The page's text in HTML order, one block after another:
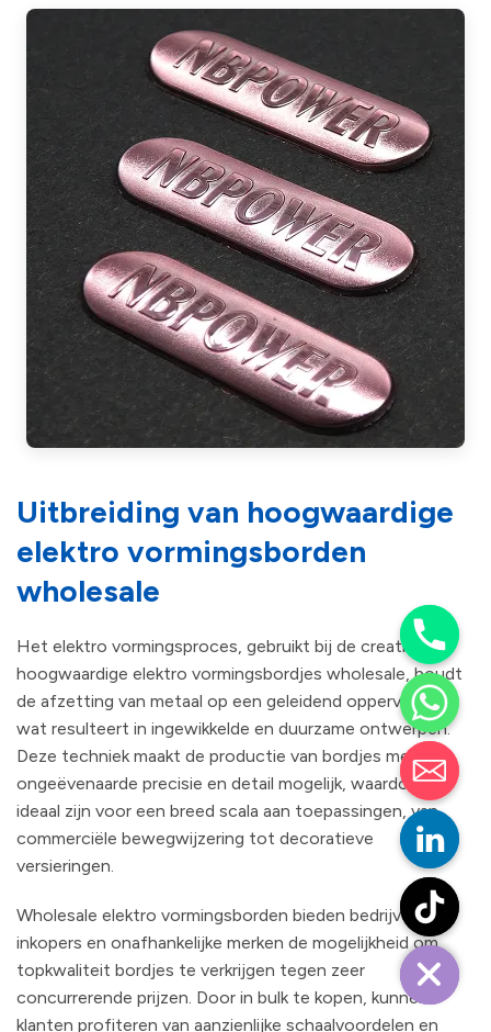
Uitbreiding van hoogwaardige
elektro vormingsborden
wholesale
Het elektro vormingsproces, gebruikt bij de creatie van
hoogwaardige elektro vormingsbordjes wholesale, houdt
de afzetting van metaal op een geleidend oppervlak in,
wat resulteert in ingewikkelde en duurzame ontwerpen.
Deze techniek maakt de productie van bordjes met
ongeëvenaarde precisie en detail mogelijk, waardoor ze
ideaal zijn voor een breed scala aan toepassingen, van
commerciële bewegwijzering tot decoratieve
versieringen.
Wholesale elektro vormingsborden bieden bedrijven,
inkopers en onafhankelijke merken de mogelijkheid om
topkwaliteit bordjes te verkrijgen tegen zeer
concurrerende prijzen. Door in bulk te kopen, kunnen
klanten profiteren van aanzienlijke schaalvoordelen en